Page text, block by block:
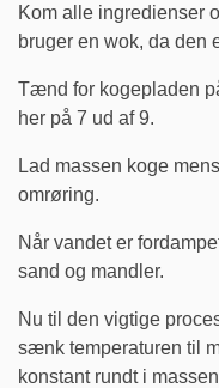
Kom alle ingredienser
bruger en wok, da den
Tænd for kogepladen
her på 7 ud af 9.
Lad massen koge
omrøring.
Når vandet er
sand og mandler.
Nu til den vigtige
sænk temperaturen til
konstant rundt i